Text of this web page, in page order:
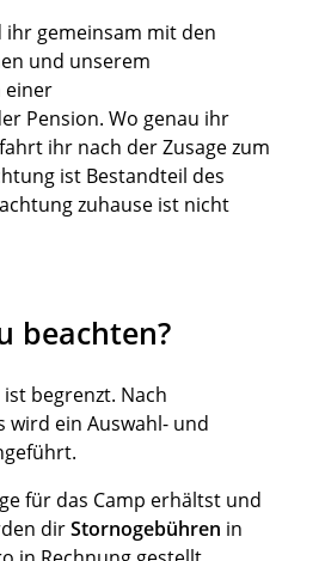
gemeinsam mit den
und unserem
einer
Pension. Wo genau ihr
ihr nach der Zusage zum
ist Bestandteil des
zuhause ist nicht
beachten?
begrenzt. Nach
wird ein Auswahl- und
für das Camp erhältst und
dirStornogebühren in